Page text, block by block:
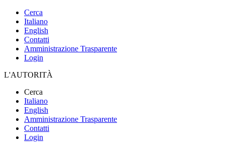
Cerca
Italiano
English
Contatti
Amministrazione Trasparente
Login
L'AUTORITÀ
Cerca
Italiano
English
Amministrazione Trasparente
Contatti
Login